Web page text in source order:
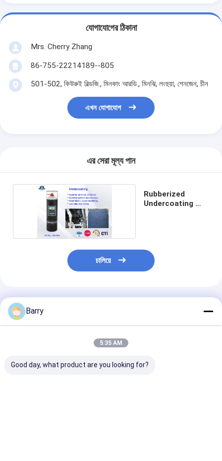
যোগাযোগের ঠিকানা
Mrs. Cherry Zhang
86-755-22214189--805
501-502, কিউরুই বিল্ডজি., মিনকাং আরডি., মিনঝি, লংহুয়া, শেনজেন, চীন
এখন যোগাযোগ
এর সেরা মূল্য পান
Rubberized
Undercoating স্প্রে
চালিয়ে
প্রস্তাবিত পণ্য
Barry
5:35 AM
Good day, what product are you looking for?